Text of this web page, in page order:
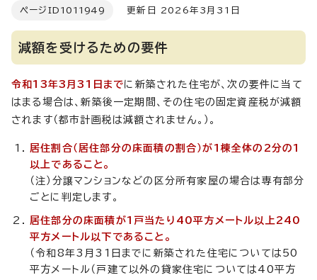
ページID 1011949 更新日 2026年3月31日
減額を受けるための要件
令和13年3月31日までに新築された住宅が、次の要件に当て
はまる場合は、新築後一定期間、その住宅の固定資産税が減額
されます（都市計画税は減額されません。）。
居住割合（居住部分の床面積の割合）が1棟全体の2分の1
以上であること。
（注）分譲マンションなどの区分所有家屋の場合は専有部分
ごとに判定します。
居住部分の床面積が1戸当たり40平方メートル以上240
平方メートル以下であること。
（令和8年3月31日までに新築された住宅については50
平方メートル（戸建て以外の貸家住宅については40平方